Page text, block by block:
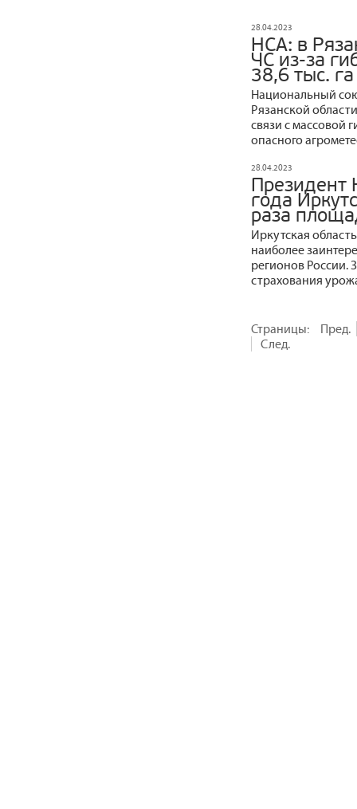
28.04.2023
НСА: в
ЧС из-за
38,6 тыс.
Национальный
Рязанской
связи с массовой
опасного
28.04.2023
Президент
года
раза
Иркутская
наиболее
регионов России.
страхования
Страницы:
Пред.
След.